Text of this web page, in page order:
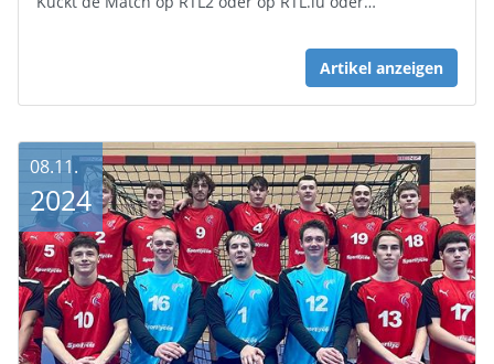
Artikel anzeigen
08.11.
2024